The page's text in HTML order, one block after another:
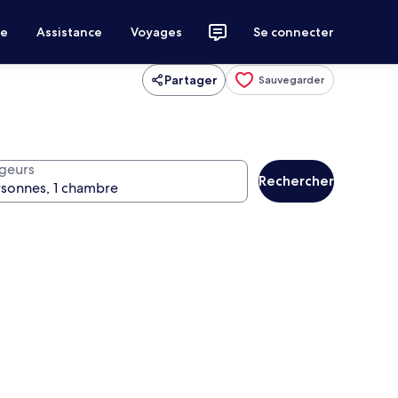
Assistance Voyages Se connecter
Partager Sauvegarder
Rechercher